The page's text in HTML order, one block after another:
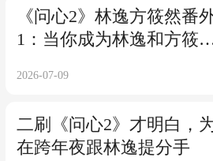
《问心2》林逸方筱然番
1：当你成为林逸和方筱
2026-07-09
二刷《问心2》才明白，
在跨年夜跟林逸提分手